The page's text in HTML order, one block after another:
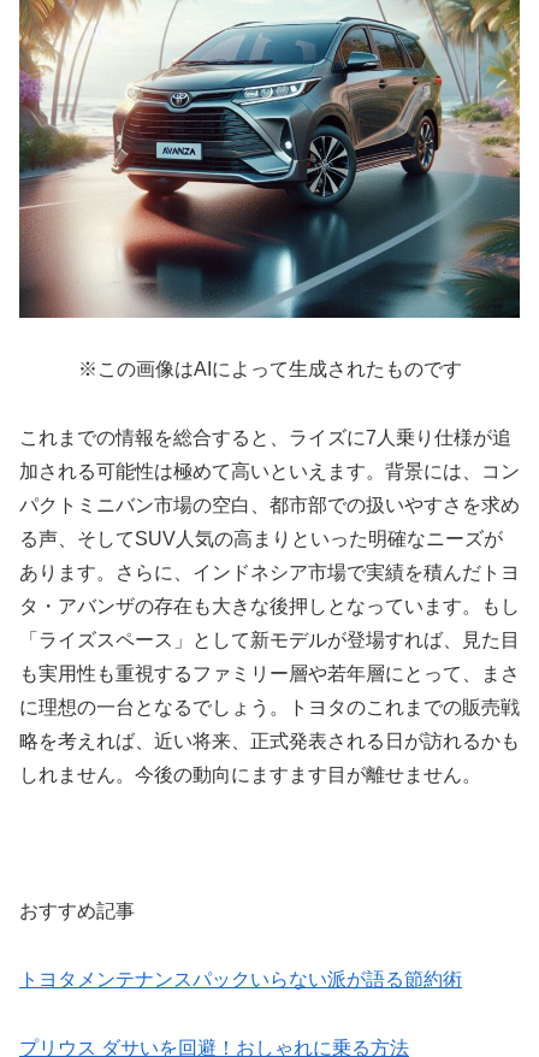
※この画像はAIによって生成されたものです
これまでの情報を総合すると、ライズに7人乗り仕様が追
加される可能性は極めて高いといえます。背景には、コン
パクトミニバン市場の空白、都市部での扱いやすさを求め
る声、そしてSUV人気の高まりといった明確なニーズが
あります。さらに、インドネシア市場で実績を積んだトヨ
タ・アバンザの存在も大きな後押しとなっています。もし
「ライズスペース」として新モデルが登場すれば、見た目
も実用性も重視するファミリー層や若年層にとって、まさ
に理想の一台となるでしょう。トヨタのこれまでの販売戦
略を考えれば、近い将来、正式発表される日が訪れるかも
しれません。今後の動向にますます目が離せません。
おすすめ記事
トヨタメンテナンスパックいらない派が語る節約術
プリウス ダサいを回避！おしゃれに乗る方法